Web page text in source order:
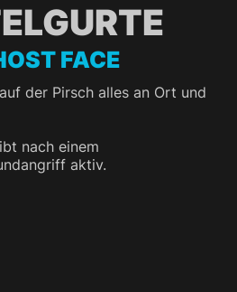
FACE
der Pirsch alles an Ort und
nach einem
aktiv.